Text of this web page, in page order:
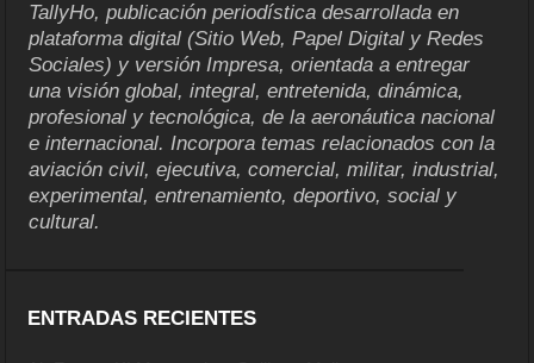
TallyHo, publicación periodística desarrollada en
plataforma digital (Sitio Web, Papel Digital y Redes
Sociales) y versión Impresa, orientada a entregar
una visión global, integral, entretenida, dinámica,
profesional y tecnológica, de la aeronáutica nacional
e internacional. Incorpora temas relacionados con la
aviación civil, ejecutiva, comercial, militar, industrial,
experimental, entrenamiento, deportivo, social y
cultural.
ENTRADAS RECIENTES